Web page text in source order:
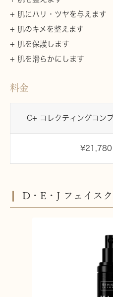
+ 肌にハリ・ツヤを与えます
+ 肌のキメを整えます
+ 肌を保護します
+ 肌を滑らかにします
料金
C+ コレクティングコン
¥21,780
D・E・J フェイス